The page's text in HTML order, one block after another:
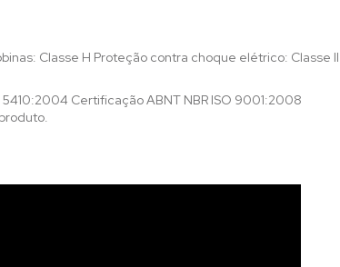
Classe H Proteção contra choque elétrico: Classe II
5410:2004 Certificação ABNT NBR ISO 9001:2008